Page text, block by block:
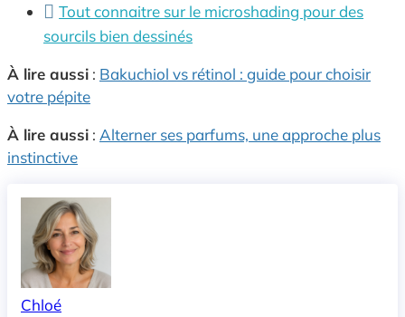
Tout connaitre sur le microshading pour des
sourcils bien dessinés
À lire aussi : Bakuchiol vs rétinol : guide pour choisir
votre pépite
À lire aussi : Alterner ses parfums, une approche plus
instinctive
Chloé